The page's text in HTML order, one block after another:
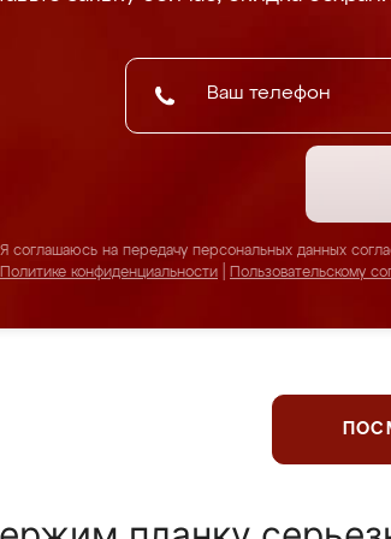
Я соглашаюсь на передачу персональных данных
Политике конфиденциальности
Пользовательскому